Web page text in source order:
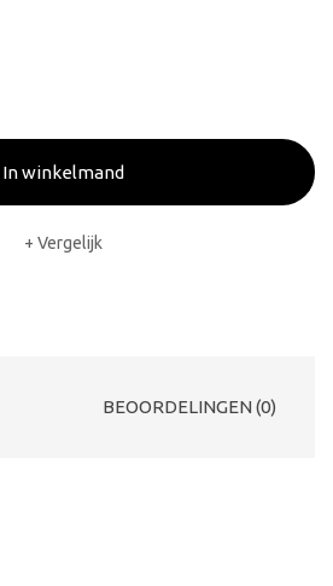
In winkelmand
Vergelijk
BEOORDELINGEN (0)